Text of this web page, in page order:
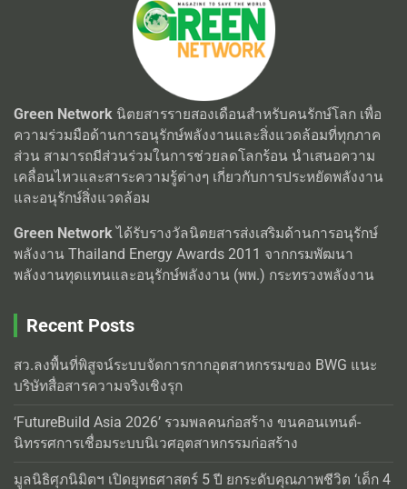
Green Network นิตยสารรายสองเดือนสำหรับคนรักษ์โลก เพื่อ
ความร่วมมือด้านการอนุรักษ์พลังงานและสิ่งแวดล้อมที่ทุกภาค
ส่วน สามารถมีส่วนร่วมในการช่วยลดโลกร้อน นำเสนอความ
เคลื่อนไหวและสาระความรู้ต่างๆ เกี่ยวกับการประหยัดพลังงาน
และอนุรักษ์สิ่งแวดล้อม
Green Networkได้รับรางวัลนิตยสารส่งเสริมด้านการอนุรักษ์
พลังงาน Thailand Energy Awards 2011 จากกรมพัฒนา
พลังงานทุดแทนและอนุรักษ์พลังงาน (พพ.) กระทรวงพลังงาน
Recent Posts
สว.ลงพื้นที่พิสูจน์ระบบจัดการกากอุตสาหกรรมของ BWG แนะ
บริษัทสื่อสารความจริงเชิงรุก
‘FutureBuild Asia 2026’ รวมพลคนก่อสร้าง ขนคอนเทนต์-
นิทรรศการเชื่อมระบบนิเวศอุตสาหกรรมก่อสร้าง
มูลนิธิศุภนิมิตฯ เปิดยุทธศาสตร์ 5 ปี ยกระดับคุณภาพชีวิต ‘เด็ก 4